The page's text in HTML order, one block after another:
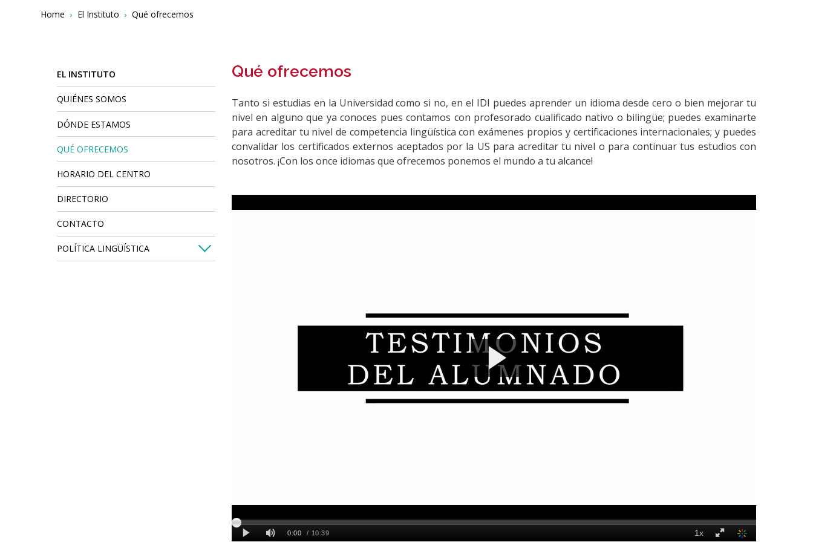
Breadcrumbs
You
Home El Instituto Qué ofrecemos
EL INSTITUTO
QUIÉNES SOMOS
DÓNDE ESTAMOS
QUÉ OFRECEMOS
HORARIO DEL CENTRO
DIRECTORIO
CONTACTO
POLÍTICA LINGÜÍSTICA
Qué ofrecemos
Tanto si estudias en la Universidad como si no, en el IDI puedes aprender un idioma desde cero o bien mejorar tu
nivel en alguno que ya conoces pues contamos con profesorado cualificado nativo o bilingüe; puedes examinarte
para acreditar tu nivel de competencia lingüística con exámenes propios y certificaciones internacionales; y puedes
convalidar los certificados externos aceptados por la US para acreditar tu nivel o para continuar tus estudios con
nosotros. ¡Con los once idiomas que ofrecemos ponemos el mundo a tu alcance!